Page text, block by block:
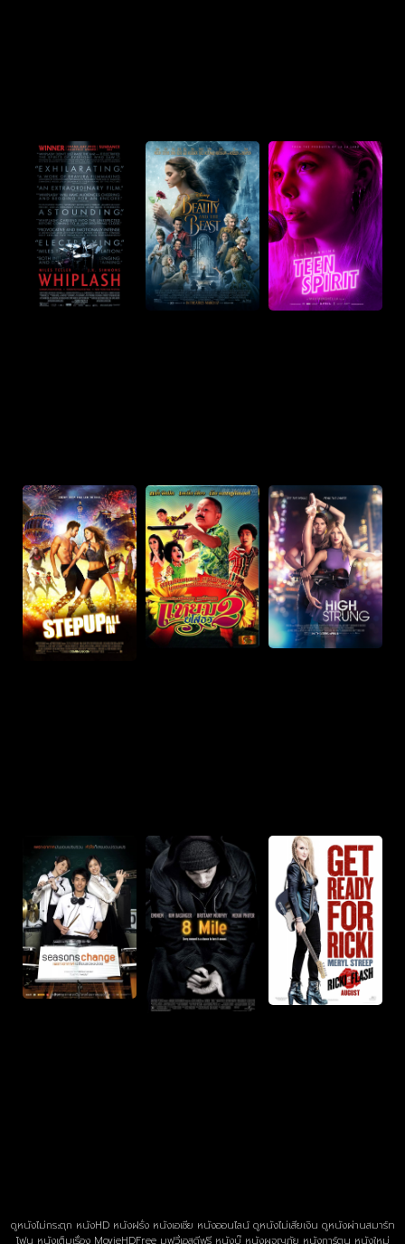
ดูหนังไม่กระตุก หนังHD หนังฝรั่ง หนังเอเชีย หนังออนไลน์ ดูหนังไม่เสียเงิน ดูหนังผ่านสมาร์ท
โฟน หนังเต็มเรื่อง MovieHDFree มูฟวี่เอสดีฟรี หนังบู๊ หนังผจญภัย หนังการ์ตูน หนังใหม่